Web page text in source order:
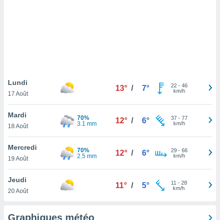
notre
que
et que
Lundi
17 Août
13° / 7° 22- 46
km/h
Mardi
18 Août
70%
3.1 mm
12° / 6° 37- 77
km/h
Mercredi
19 Août
70%
2.5 mm
12° / 6° 29- 66
km/h
Jeudi
20 Août
11° / 5° 11 - 28
km/h
Graphiques météo